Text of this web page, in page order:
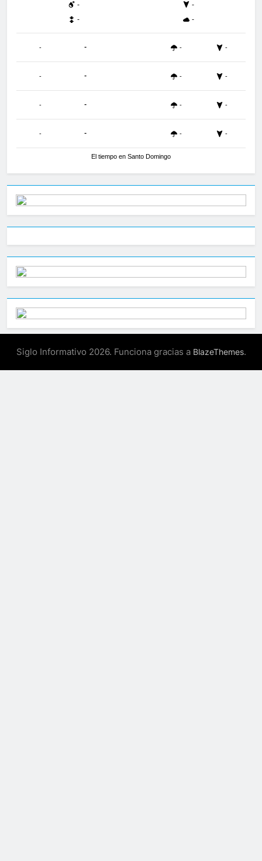
-
-
-
-
- - - -
- - - -
- - - -
- - - -
El tiempo en Santo Domingo
Siglo Informativo 2026. Funciona gracias a BlazeThemes.